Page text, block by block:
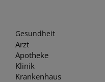
Gesundheit
Arzt
Apotheke
Klinik
Krankenhaus